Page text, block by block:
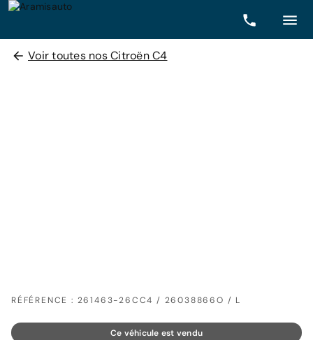
Voir toutes nos Citroën C4
RÉFÉRENCE : 261463-26CC4 / 26038866O / L
Ce véhicule est vendu